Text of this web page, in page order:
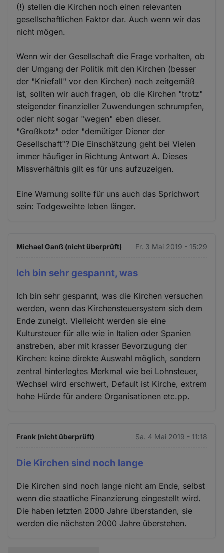
(!) stellen die Kirchen noch einen relevanten
gesellschaftlichen Faktor dar. Auch wenn wir das
nicht mögen.
Wenn wir der Gesellschaft die Frage vorhalten, ob
der Umgang der Politik mit den Kirchen (besser
der "Kniefall" vor den Kirchen) noch zeitgemäß
ist, sollten wir auch fragen, ob die Kirchen "trotz"
steigender finanzieller Zuwendungen schrumpfen,
oder nicht sogar "wegen" eben dieser.
"Großkotz" oder "demütiger Diener der
Gesellschaft"? Die Einschätzung geht bei Vielen
immer häufiger in Richtung Antwort A. Dieses
Missverhältnis gilt es für uns aufzuzeigen.
Eine Warnung sollte für uns auch das Sprichwort
sein: Todgeweihte leben länger.
Michael Ganß (nicht überprüft) Fr. 3 Mai 2019 - 15:29
Ich bin sehr gespannt, was
Ich bin sehr gespannt, was die Kirchen versuchen
werden, wenn das Kirchensteuersystem sich dem
Ende zuneigt. Vielleicht werden sie eine
Kultursteuer für alle wie in Italien oder Spanien
anstreben, aber mit krasser Bevorzugung der
Kirchen: keine direkte Auswahl möglich, sondern
zentral hinterlegtes Merkmal wie bei Lohnsteuer,
Wechsel wird erschwert, Default ist Kirche, extrem
hohe Hürde für andere Organisationen etc.pp.
Frank (nicht überprüft) Sa. 4 Mai 2019 - 11:18
Die Kirchen sind noch lange
Die Kirchen sind noch lange nicht am Ende, selbst
wenn die staatliche Finanzierung eingestellt wird.
Die haben letzten 2000 Jahre überstanden, sie
werden die nächsten 2000 Jahre überstehen.